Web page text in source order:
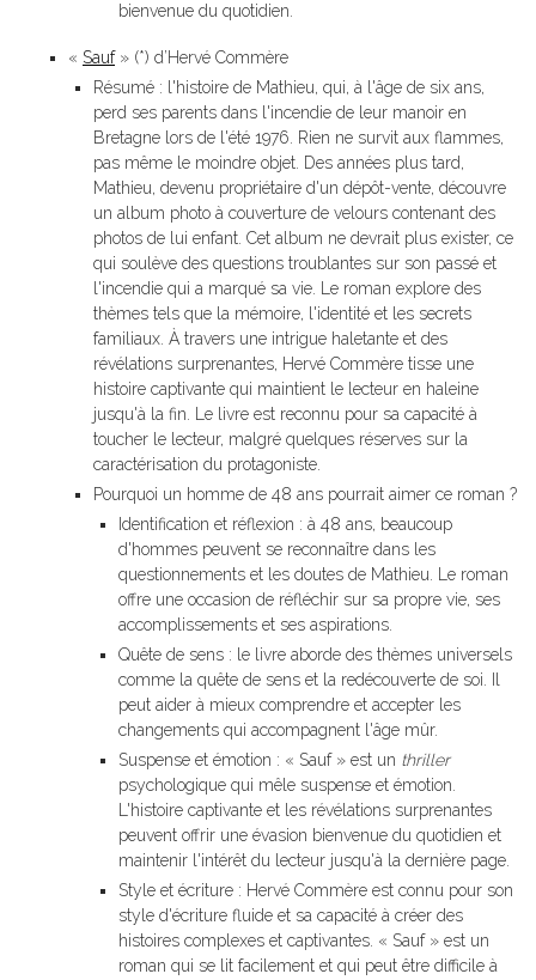
bienvenue du quotidien.
« Sauf» (*) d’Hervé Commère
Résumé : l'histoire de Mathieu, qui, à l'âge de six ans,
perd ses parents dans l'incendie de leur manoir en
Bretagne lors de l'été 1976. Rien ne survit aux flammes,
pas même le moindre objet. Des années plus tard,
Mathieu, devenu propriétaire d'un dépôt-vente, découvre
un album photo à couverture de velours contenant des
photos de lui enfant. Cet album ne devrait plus exister, ce
qui soulève des questions troublantes sur son passé et
l'incendie qui a marqué sa vie. Le roman explore des
thèmes tels que la mémoire, l'identité et les secrets
familiaux. À travers une intrigue haletante et des
révélations surprenantes, Hervé Commère tisse une
histoire captivante qui maintient le lecteur en haleine
jusqu'à la fin. Le livre est reconnu pour sa capacité à
toucher le lecteur, malgré quelques réserves sur la
caractérisation du protagoniste.
Pourquoi un homme de 48 ans pourrait aimer ce roman ?
Identification et réflexion : à 48 ans, beaucoup
d'hommes peuvent se reconnaître dans les
questionnements et les doutes de Mathieu. Le roman
offre une occasion de réfléchir sur sa propre vie, ses
accomplissements et ses aspirations.
Quête de sens : le livre aborde des thèmes universels
comme la quête de sens et la redécouverte de soi. Il
peut aider à mieux comprendre et accepter les
changements qui accompagnent l'âge mûr.
Suspense et émotion : « Sauf » est un thriller
psychologique qui mêle suspense et émotion.
L'histoire captivante et les révélations surprenantes
peuvent offrir une évasion bienvenue du quotidien et
maintenir l'intérêt du lecteur jusqu'à la dernière page.
Style et écriture : Hervé Commère est connu pour son
style d'écriture fluide et sa capacité à créer des
histoires complexes et captivantes. « Sauf » est un
roman qui se lit facilement et qui peut être difficile à